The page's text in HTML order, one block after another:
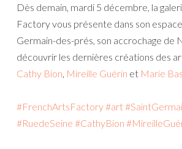
Dès demain, mardi 5 décembre, la
Factory vous présente dans son
Germain-des-prés, son accrochage de
découvrir les dernières créations des
Cathy Bion, Mireille Guérin et Marie
#FrenchArtsFactory#art#
#RuedeSeine #CathyBion #